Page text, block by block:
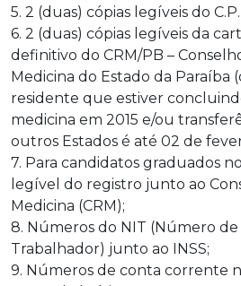
5. 2 (duas) cópias legíveis do
6. 2 (duas) cópias legíveis da
definitivo do CRM/PB –
Medicina do Estado da Paraíba
residente que estiver
medicina em 2015 e/ou
outros Estados é até 02 de
7. Para candidatos graduados
legível do registro junto ao
Medicina (CRM);
8. Números do NIT (Número
Trabalhador) junto ao INSS;
9. Números de conta corrente